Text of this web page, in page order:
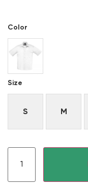
Color
Size
S M